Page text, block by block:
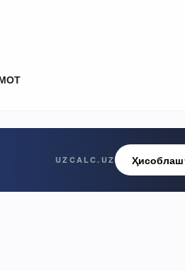
UZCALC.UZ Ҳисоблаш